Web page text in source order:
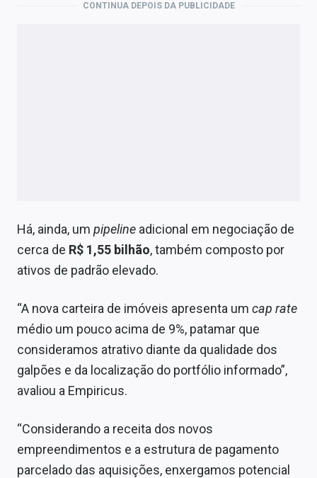
CONTINUA DEPOIS DA PUBLICIDADE
Há, ainda, um pipeline adicional em negociação de
cerca de R$ 1,55 bilhão, também composto por
ativos de padrão elevado.
“A nova carteira de imóveis apresenta um cap rate
médio um pouco acima de 9%, patamar que
consideramos atrativo diante da qualidade dos
galpões e da localização do portfólio informado”,
avaliou a Empiricus.
“Considerando a receita dos novos
empreendimentos e a estrutura de pagamento
parcelado das aquisições, enxergamos potencial